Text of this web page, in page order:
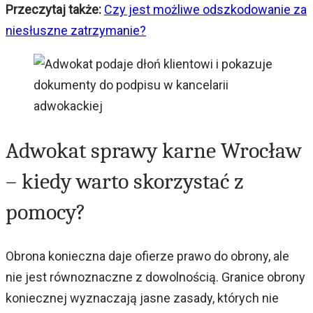
Przeczytaj także: Czy jest możliwe odszkodowanie za
niesłuszne zatrzymanie?
Adwokat sprawy karne Wrocław
– kiedy warto skorzystać z
pomocy?
Obrona konieczna daje ofierze prawo do obrony, ale
nie jest równoznaczne z dowolnością. Granice obrony
koniecznej wyznaczają jasne zasady, których nie